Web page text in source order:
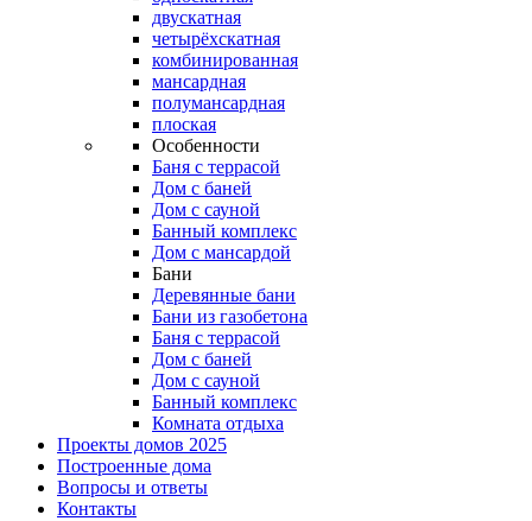
двускатная
четырёхскатная
комбинированная
мансардная
полумансардная
плоская
Особенности
Баня с террасой
Дом с баней
Дом с сауной
Банный комплекс
Дом с мансардой
Бани
Деревянные бани
Бани из газобетона
Баня с террасой
Дом с баней
Дом с сауной
Банный комплекс
Комната отдыха
Проекты домов 2025
Построенные дома
Вопросы и ответы
Контакты